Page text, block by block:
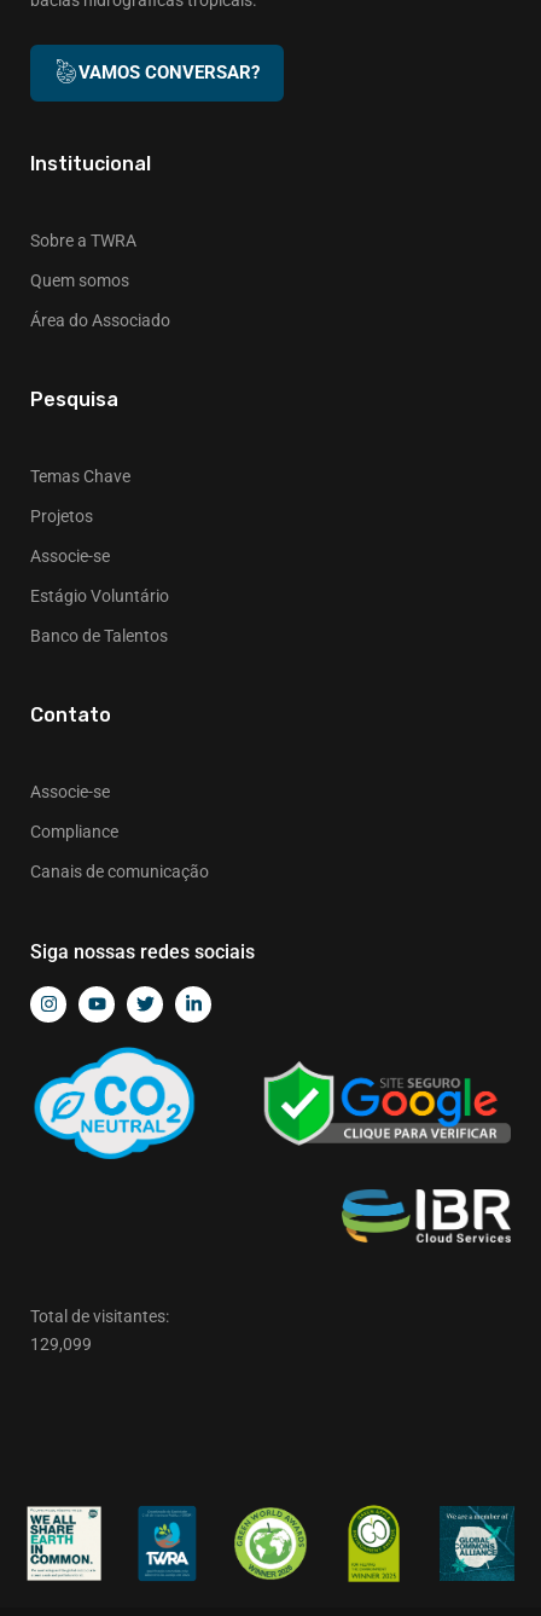
VAMOS CONVERSAR?
Institucional
Sobre a TWRA
Quem somos
Área do Associado
Pesquisa
Temas Chave
Projetos
Associe-se
Estágio Voluntário
Banco de Talentos
Contato
Associe-se
Compliance
Canais de comunicação
Siga nossas redes sociais
Total de visitantes:
129,099